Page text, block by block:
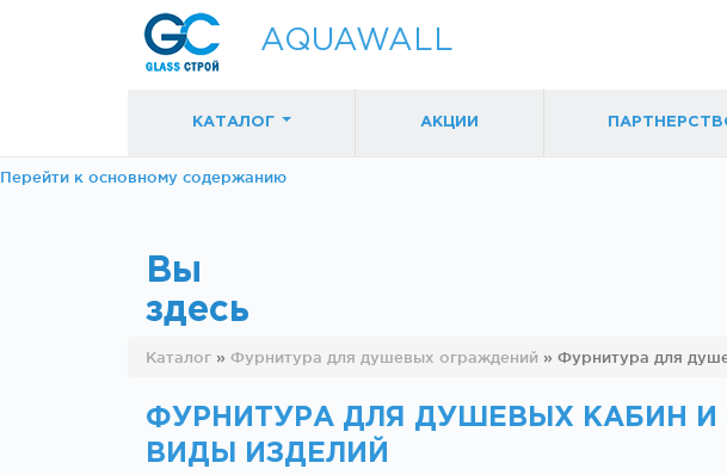
Перейти к основному содержанию
AQUAWALL
КАТАЛОГ
раздвижных
механизмы)
раздвижных
механизмы)
АКЦИИ
Вы
здесь
Каталог » Фурнитура для душевых ограждений » Фурнитура для
ФУРНИТУРА ДЛЯ ДУШЕВЫХ КАБИН
ВИДЫ ИЗДЕЛИЙ